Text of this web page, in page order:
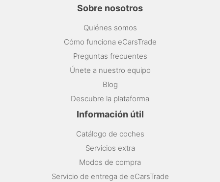
Sobre nosotros
Quiénes somos
Cómo funciona eCarsTrade
Preguntas frecuentes
Únete a nuestro equipo
Blog
Descubre la plataforma
Información útil
Catálogo de coches
Servicios extra
Modos de compra
Servicio de entrega de eCarsTrade